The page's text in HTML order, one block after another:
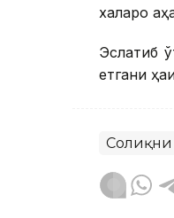
халқаро
Эслатиб
етгани